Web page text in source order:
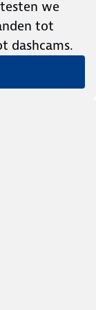
we
tot
dashcams.